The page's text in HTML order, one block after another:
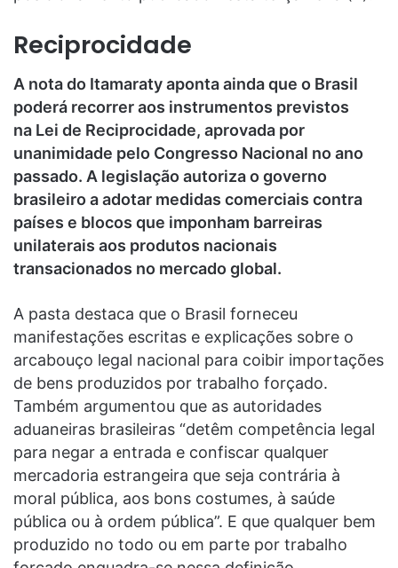
Reciprocidade
A nota do Itamaraty aponta ainda que o Brasil
poderá recorrer aos instrumentos previstos
na Lei de Reciprocidade, aprovada por
unanimidade pelo Congresso Nacional no ano
passado. A legislação autoriza o governo
brasileiro a adotar medidas comerciais contra
países e blocos que imponham barreiras
unilaterais aos produtos nacionais
transacionados no mercado global.
A pasta destaca que o Brasil forneceu
manifestações escritas e explicações sobre o
arcabouço legal nacional para coibir importações
de bens produzidos por trabalho forçado.
Também argumentou que as autoridades
aduaneiras brasileiras “detêm competência legal
para negar a entrada e confiscar qualquer
mercadoria estrangeira que seja contrária à
moral pública, aos bons costumes, à saúde
pública ou à ordem pública”. E que qualquer bem
produzido no todo ou em parte por trabalho